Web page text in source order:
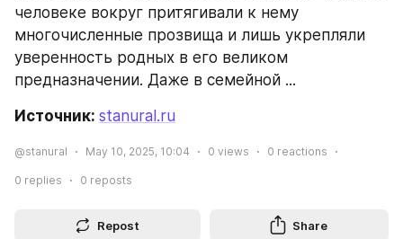
человеке вокруг притягивали к нему
многочисленные прозвища и лишь укрепляли
уверенность родных в его великом
предназначении. Даже в семейной ...
Источник: stanural.ru
@stanural May 10, 2025, 10:04 0 views 0 reactions
0 replies 0 reposts
Repost Share